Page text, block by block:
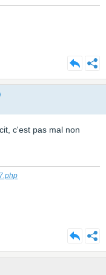
c'est pas mal non